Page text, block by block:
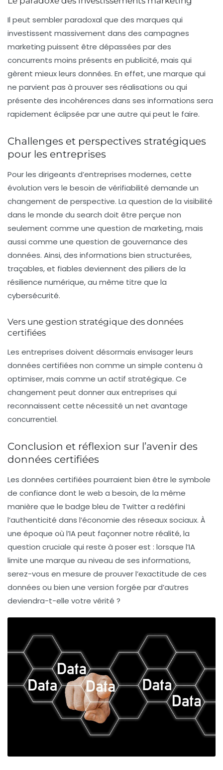
Il peut sembler paradoxal que des marques qui
investissent massivement dans des campagnes
marketing puissent être dépassées par des
concurrents moins présents en publicité, mais qui
gèrent mieux leurs données. En effet, une marque qui
ne parvient pas à prouver ses réalisations ou qui
présente des incohérences dans ses informations sera
rapidement éclipsée par une autre qui peut le faire.
Challenges et perspectives stratégiques
pour les entreprises
Pour les dirigeants d’entreprises modernes, cette
évolution vers le besoin de vérifiabilité demande un
changement de perspective. La question de la visibilité
dans le monde du search doit être perçue non
seulement comme une question de marketing, mais
aussi comme une question de gouvernance des
données. Ainsi, des informations bien structurées,
traçables, et fiables deviennent des piliers de la
résilience numérique, au même titre que la
cybersécurité.
Vers une gestion stratégique des données
certifiées
Les entreprises doivent désormais envisager leurs
données certifiées non comme un simple contenu à
optimiser, mais comme un actif stratégique. Ce
changement peut donner aux entreprises qui
reconnaissent cette nécessité un net avantage
concurrentiel.
Conclusion et réflexion sur l’avenir des
données certifiées
Les données certifiées pourraient bien être le symbole
de confiance dont le web a besoin, de la même
manière que le badge bleu de Twitter a redéfini
l’authenticité dans l’économie des réseaux sociaux. À
une époque où l’IA peut façonner notre réalité, la
question cruciale qui reste à poser est : lorsque l’IA
limite une marque au niveau de ses informations,
serez-vous en mesure de prouver l’exactitude de ces
données ou bien une version forgée par d’autres
deviendra-t-elle votre vérité ?